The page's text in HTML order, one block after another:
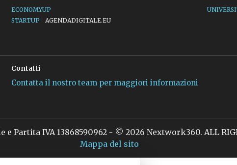
ECONOMYUP
STARTUP
AGENDADIGITALE.EU
Contatti
Contatta il nostro team per maggiori informazioni
Partita IVA 13868590962 - © 2026 Nextwork360. ALL
Mappa del sito